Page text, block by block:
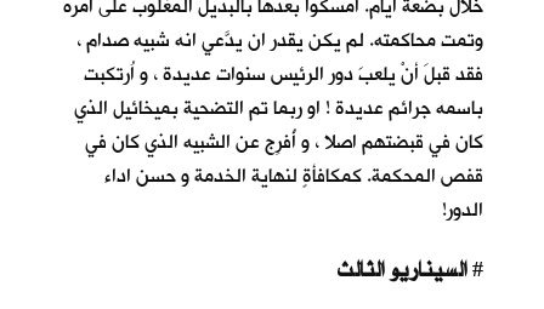
وتمت محاكمته. لم يكن يقدر ان يدَّعي انه شبيه صدام ،
فقد قبلَ أنْ يلعبَ دور الرئيس سنوات عديدة ، و اُرتكبت
باسمه جرائم عديدة ! او ربما تم التضحية بميخائيل الذي
كان في قبضتهم اصلا ، و أُفرِج عن الشبيه الذي كان في
قفص المحكمة. كمكافأةٍ لنهاية الخدمة و حسن اداء
الدور!
#